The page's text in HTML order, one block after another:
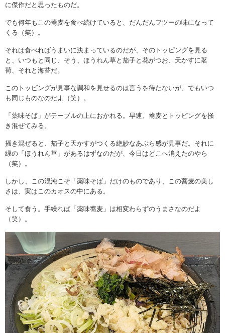
に傑作だと思ったものだ。
でも何年もこの蕎麦を食べ続けていると、だんだんフツーの味になって
くる（笑）。
それは食べればうまいに決まっているのだが、そのトッピングを見る
と、いつもと同じ、そう、ほうれん草と茄子と花がつお、天かすに茗
荷、それと海苔だ。
このトッピングが見事な調和を見せるのは言うを待たないが、でもいつ
も同じものなのだよ（笑）。
「薬味そば」がテーブルの上におかれる。早速、蕎麦とトッピングを掻
き混ぜてみる。
掻き混ぜると、茄子と天かすがつくる絶妙なあぶら感が見事だ。それに
緑の「ほうれん草」があるはずなのだが、今日はどこへ消えたのやら
（笑）。
しかし、この混沌こそ「薬味そば」だけのものであり、この蕎麦の美し
さは、実はこのカオスの中にある。
そして食う。手繰れば「薬味蕎麦」は相変わらずのうまさなのだよ
（笑）。